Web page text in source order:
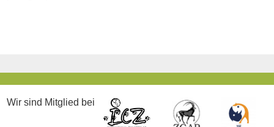
Wir sind Mitglied bei